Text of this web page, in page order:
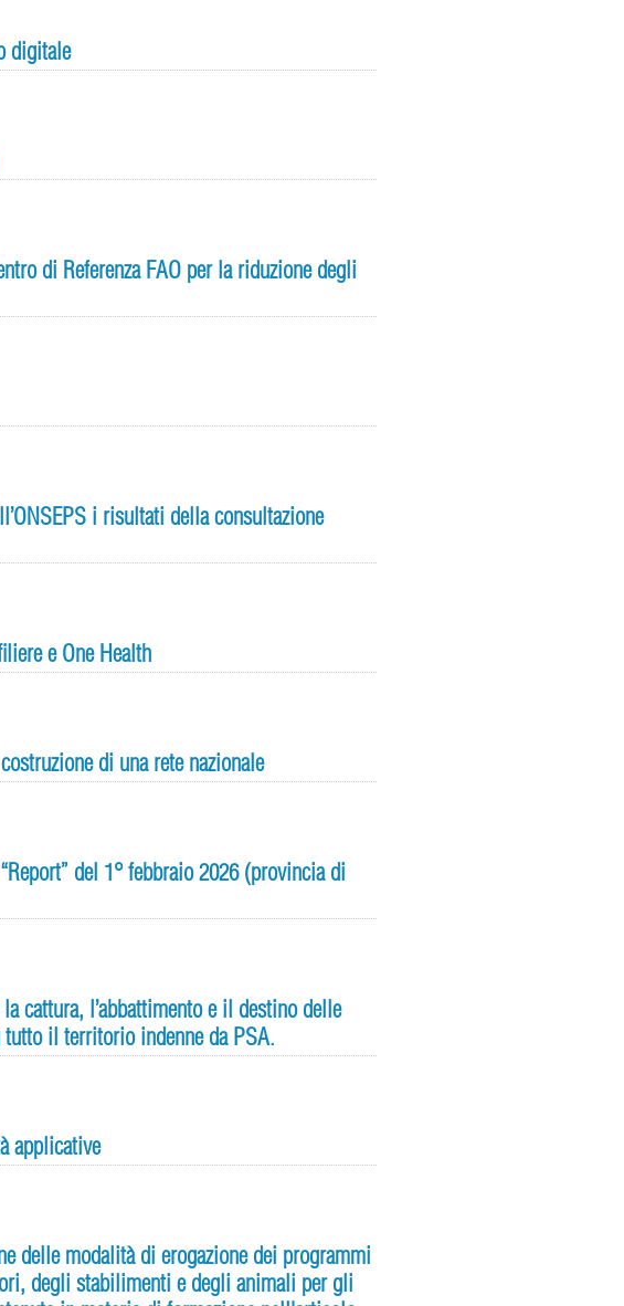
digitale
di Referenza FAO per la riduzione degli
i risultati della consultazione
e One Health
di una rete nazionale
del 1° febbraio 2026 (provincia di
cattura, l’abbattimento e il destino delle
il territorio indenne da PSA.
applicative
delle modalità di erogazione dei programmi
degli stabilimenti e degli animali per gli